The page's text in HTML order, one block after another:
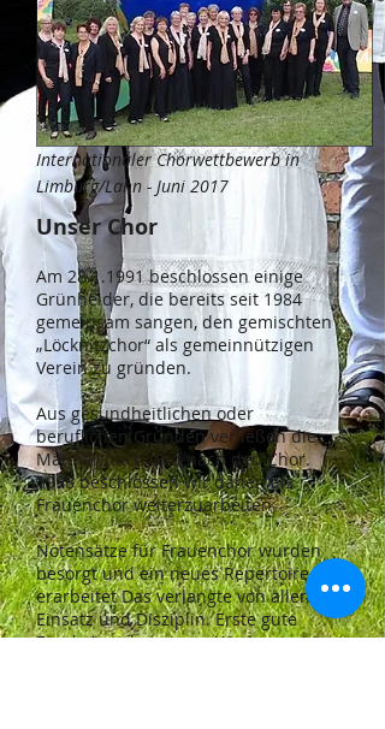
Internationaler Chorwettbewerb in
Limburg/Lahn - Juni 2017
Unser Chor
Am 28.1.1991beschlossen einige
Grünheider, die bereits seit 1984
gemeinsam sangen, den gemischten
„Löcknitzchor“ als gemeinnützigen
Verein zu gründen.
Aus gesundheitlichen oder
beruflichen Gründen verließen die
Männer nach und nach den Chor.
1998 beschlossen wir daher, als
Frauenchor weiterzuarbeiten.
Notensätze für Frauenchor wurden
besorgt und ein neues Repertoire
erarbeitet Das verlangte von allen viel
Einsatz und Disziplin. Erste gute
Ergebnisse bei einem Wertungssingen